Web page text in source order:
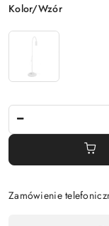
Wariant
Kolor/Wzór
Zamówienie